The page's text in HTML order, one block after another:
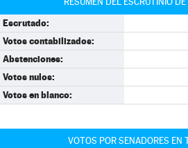
Escrutado:
Votos contabilizados:
Abstenciones:
Votos nulos:
Votos en blanco:
VOTOS POR SENADORES EN